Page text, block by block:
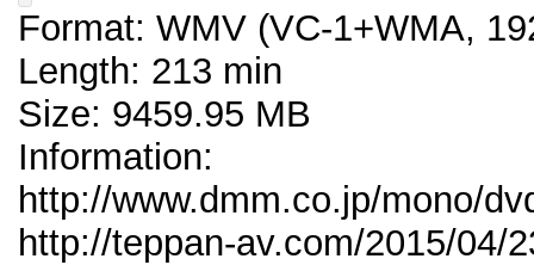
Format: WMV (VC-1+WMA,
Length: 213 min
Size: 9459.95 MB
Information:
http://www.dmm.co.jp/mono/
http://teppan-av.com/2015/04/